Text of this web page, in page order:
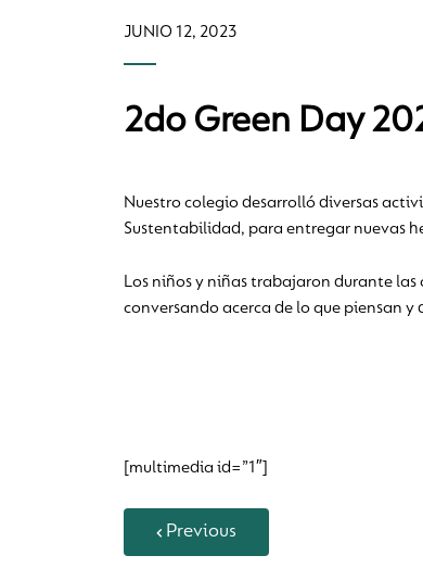
JUNIO 12, 2023
2do Green Day
Nuestro colegio desarrolló diversas
Sustentabilidad, para entregar nuevas
Los niños y niñas trabajaron durante
conversando acerca de lo que piensan y
[multimedia id=”1″]
Previous